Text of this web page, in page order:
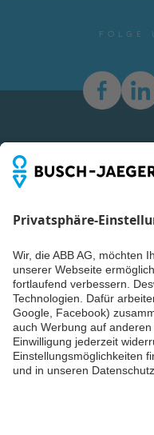
FOLGE
Du willst alle Neuigkeiten
dem Laufenden bleiben.